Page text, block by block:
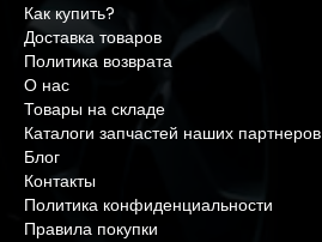
Как купить?
Доставка товаров
Политика возврата
О нас
Товары на складе
Каталоги запчастей наших партнеров
Блог
Контакты
Политика конфиденциальности
Правила покупки